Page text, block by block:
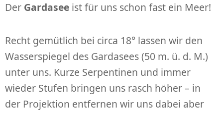
Der Gardasee ist für uns schon fast ein Meer!
Recht gemütlich bei circa 18° lassen wir den
Wasserspiegel des Gardasees (50 m. ü. d. M.)
unter uns. Kurze Serpentinen und immer
wieder Stufen bringen uns rasch höher – in
der Projektion entfernen wir uns dabei aber